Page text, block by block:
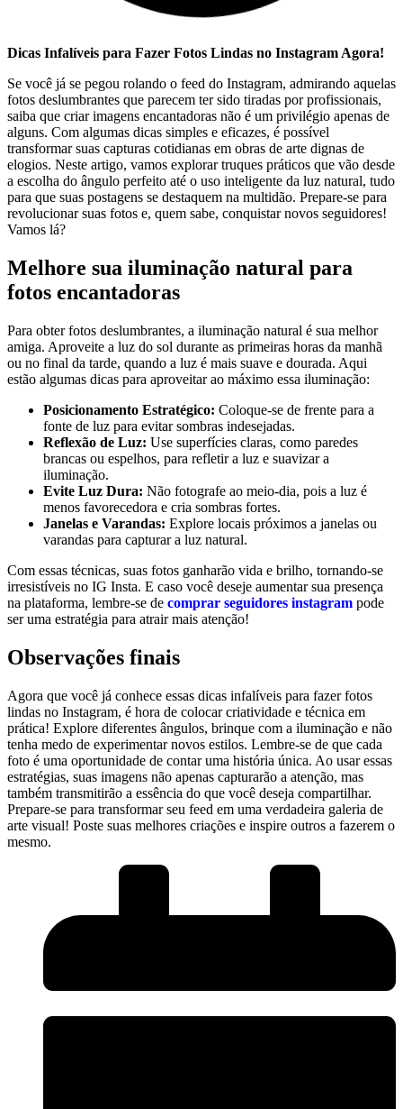
Dicas Infalíveis‍ para Fazer Fotos Lindas ⁤no Instagram Agora!
Se ​você já se pegou rolando o ‌feed do Instagram, admirando aquelas‌
fotos deslumbrantes que parecem ter sido tiradas ​por profissionais,
saiba que criar imagens encantadoras não é um privilégio apenas de
alguns. Com algumas dicas simples e eficazes, é possível
transformar suas capturas cotidianas em ​obras de arte dignas de
elogios. Neste​ artigo, vamos explorar truques práticos que vão desde
a escolha do ângulo perfeito até o uso ‌inteligente da luz natural, tudo
para que suas postagens se destaquem na multidão. Prepare-se para
revolucionar suas fotos e, quem sabe, conquistar novos seguidores!
Vamos lá?
Melhore sua ‍iluminação natural para
fotos encantadoras
Para obter fotos deslumbrantes, a⁢ iluminação natural é sua melhor
amiga. Aproveite a luz⁢ do sol durante as primeiras horas‌ da manhã
ou no final da ​tarde, quando a ‌luz é mais suave e dourada. Aqui
estão algumas dicas para aproveitar ao máximo essa iluminação:
Posicionamento Estratégico: Coloque-se de frente para a
fonte de luz para evitar sombras indesejadas.
Reflexão de‌ Luz: Use superfícies claras, como paredes
brancas ou espelhos, para refletir a luz e suavizar a
iluminação.
Evite Luz Dura: Não fotografe ao meio-dia, pois a luz é
menos favorecedora e cria sombras⁢ fortes.
Janelas e Varandas: Explore ⁤locais próximos a janelas ou
varandas para capturar a luz ⁣natural.
Com ‍essas técnicas, suas fotos ganharão vida e brilho, tornando-se
irresistíveis no IG Insta. E caso você deseje aumentar sua presença
na plataforma, lembre-se de comprar seguidores instagram pode
ser uma estratégia para⁤ atrair mais atenção!
Observações finais
Agora que ​você ‍já ⁤conhece essas dicas infalíveis para fazer​ fotos
lindas no‍ Instagram, é ​hora de colocar criatividade e técnica em
prática! Explore diferentes ângulos, brinque com a iluminação e​ não
tenha medo de experimentar novos​ estilos. Lembre-se de que cada
foto é uma oportunidade de contar uma ‌história única. Ao ​usar essas
estratégias, suas imagens não apenas capturarão a atenção, mas
também ​transmitirão a essência do que você deseja compartilhar.
Prepare-se para transformar seu feed em uma verdadeira galeria de
arte visual! ‌Poste suas melhores⁢ criações e inspire outros a fazerem ⁣o
mesmo.